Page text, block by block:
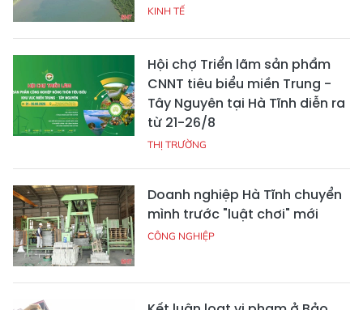
KINH TẾ
Hội chợ Triển lãm sản phẩm
CNNT tiêu biểu miền Trung -
Tây Nguyên tại Hà Tĩnh diễn ra
từ 21-26/8
THỊ TRƯỜNG
Doanh nghiệp Hà Tĩnh chuyển
mình trước "luật chơi" mới
CÔNG NGHIỆP